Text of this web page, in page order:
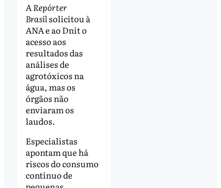
A Repórter
Brasilsolicitou à
ANA e ao Dnit o
acesso aos
resultados das
análises de
agrotóxicos na
água, mas os
órgãos não
enviaram os
laudos.
Especialistas
apontam que há
riscos do consumo
contínuo de